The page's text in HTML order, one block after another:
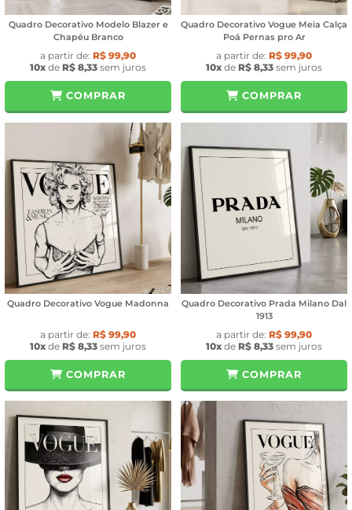
Quadro Decorativo Modelo Blazer e
Chapéu Branco
a partir de: R$ 99,90
10x de R$ 8,33 sem juros
COMPRAR
Quadro Decorativo Vogue Meia Calça
Poá Pernas pro Ar
a partir de: R$ 99,90
10x de R$ 8,33 sem juros
COMPRAR
Quadro Decorativo Vogue Madonna
a partir de: R$ 99,90
10x de R$ 8,33 sem juros
COMPRAR
Quadro Decorativo Prada Milano Dal
1913
a partir de: R$ 99,90
10x de R$ 8,33 sem juros
COMPRAR